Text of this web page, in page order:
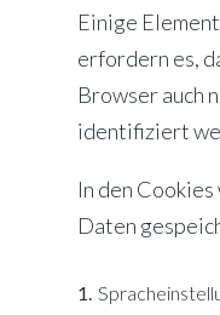
Einige
erfordern es,
Browser auch
identifiziert
In den
Daten